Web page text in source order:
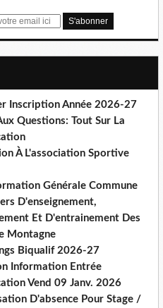
Inscription Année 2026-27
Questions: Tout Sur La
À L'association Sportive
Générale Commune
D'enseignement,
Et D'entrainement Des
Montagne
Biqualif 2026-27
Information Entrée
Vend 09 Janv. 2026
D'absence Pour Stage /